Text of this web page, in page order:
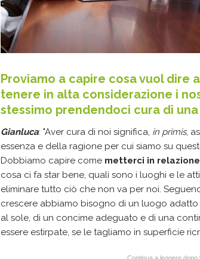
Proviamo a capire cosa vuol dire
tenere in alta considerazione i
stessimo prendendoci cura di una
Gianluca: "Aver cura di noi significa, in primis,
essenza e della ragione per cui siamo su
Dobbiamo capire come metterci in
cosa ci fa star bene, quali sono i luoghi e le
eliminare tutto ciò che non va per noi.
crescere abbiamo bisogno di un luogo
al sole, di un concime adeguato e di una
essere estirpate, se le tagliamo in superficie